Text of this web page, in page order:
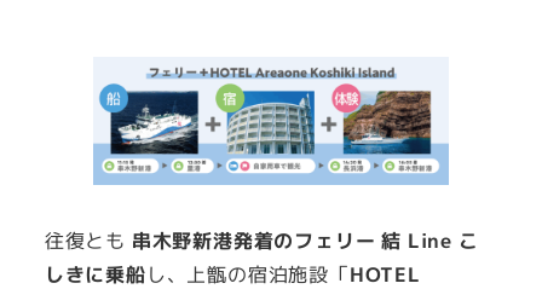
往復とも 串木野新港発着のフェリー 結 Line こ
しきに乗船し、上甑の宿泊施設「HOTEL